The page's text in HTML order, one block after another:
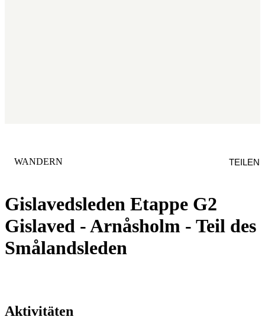
Gislavedsleden Etappe G2
Gislaved - Arnåsholm - Teil des
Smålandsleden
KATEGORIE
WANDERN TEILEN
Aktivitäten